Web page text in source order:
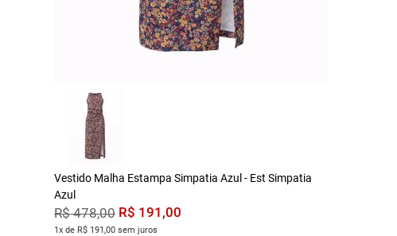
Vestido Malha Estampa Simpatia Azul - Est Simpatia
Azul
R$ 478,00 R$ 191 ,00
1x de R$ 191,00 sem juros